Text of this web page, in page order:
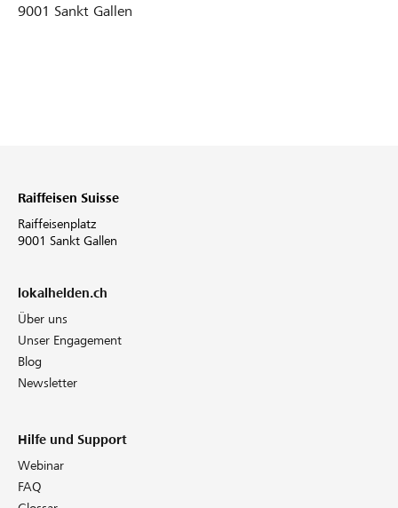
9001 Sankt Gallen
Raiffeisen Suisse
Raiffeisenplatz
9001 Sankt Gallen
lokalhelden.ch
Über uns
Unser Engagement
Blog
Newsletter
Hilfe und Support
Webinar
FAQ